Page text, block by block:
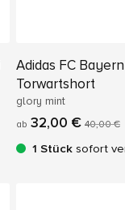
Adidas FC
Torwartshort
glory mint
ab 32,00 € 40,00 €
1 Stück sofort